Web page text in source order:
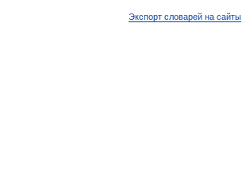
Экспорт словарей на сайты